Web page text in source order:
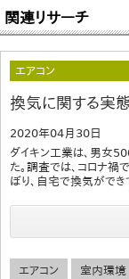
関連リサーチ
エアコン
換気に関する実
2020年04月30日
ダイキン工業は、男女
た。調査では、コロナ
ぼり、自宅で換気ができ
エアコン 室内環境